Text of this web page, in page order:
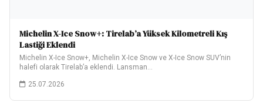
Michelin X-Ice Snow+: Tirelab’a Yüksek Kilometreli Kış
Lastiği Eklendi
Michelin X-Ice Snow+, Michelin X-Ice Snow ve X-Ice Snow SUV’nin
halefi olarak Tirelab’a eklendi. Lansman…
25.07.2026